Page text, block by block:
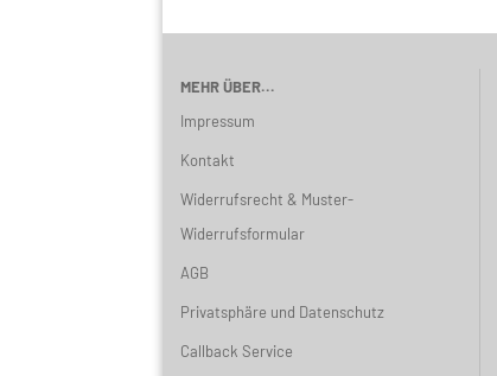
MEHR ÜBER...
Impressum
Kontakt
Widerrufsrecht & Muster-
Widerrufsformular
AGB
Privatsphäre und Datenschutz
Callback Service